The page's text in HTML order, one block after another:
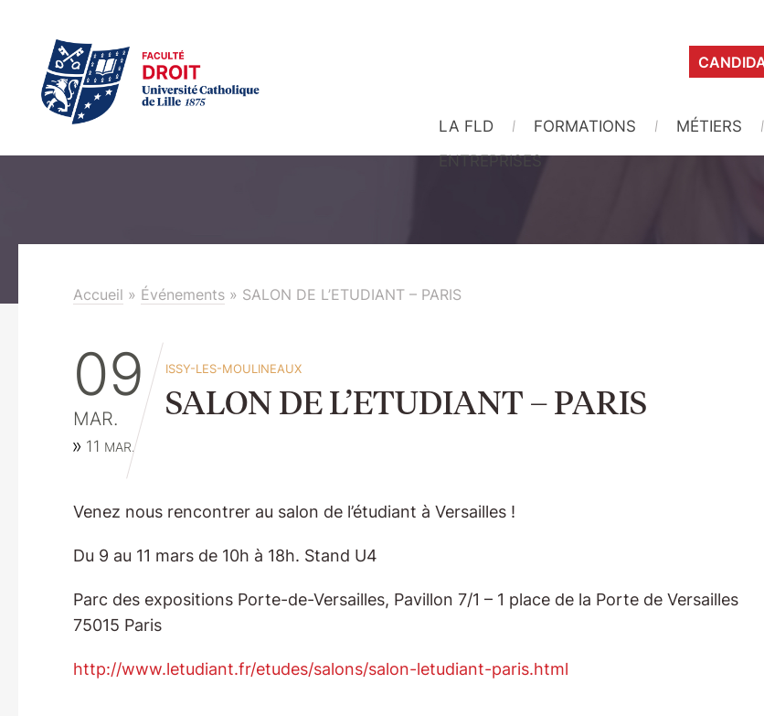
LA FLD FORMATIONS MÉTIERS
ENTREPRISES
Accueil » Événements» SALON DE L’ETUDIANT – PARIS
09
MAR.
11 MAR.
ISSY-LES-MOULINEAUX
SALON DE L’ETUDIANT – PARIS
Venez nous rencontrer au salon de l’étudiant à Versailles !
Du 9 au 11 mars de 10h à 18h. Stand U4
Parc des expositions Porte-de-Versailles, Pavillon 7/1 – 1 place de la Porte de Versailles
75015 Paris
http://www.letudiant.fr/etudes/salons/salon-letudiant-paris.html